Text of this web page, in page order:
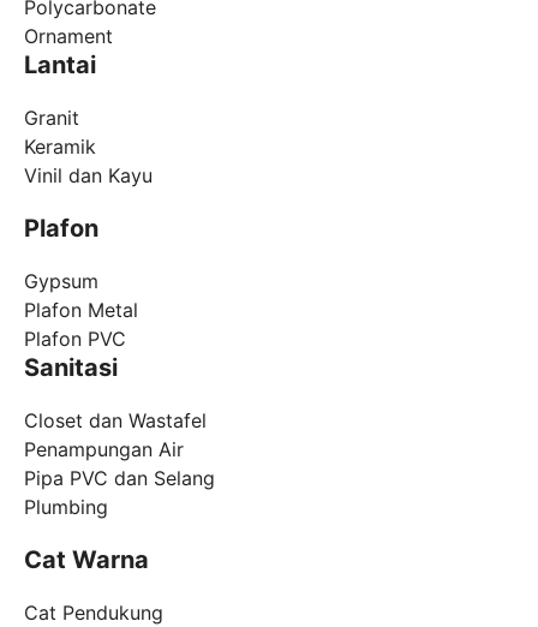
Polycarbonate
Ornament
Lantai
Granit
Keramik
Vinil dan Kayu
Plafon
Gypsum
Plafon Metal
Plafon PVC
Sanitasi
Closet dan Wastafel
Penampungan Air
Pipa PVC dan Selang
Plumbing
Cat Warna
Cat Pendukung